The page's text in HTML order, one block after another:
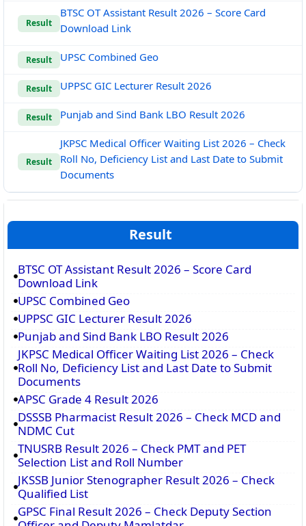
Result
BTSC OT Assistant Result 2026 – Score Card
Download Link
Result UPSC Combined Geo
Result UPPSC GIC Lecturer Result 2026
Result Punjab and Sind Bank LBO Result 2026
Result
JKPSC Medical Officer Waiting List 2026 – Check
Roll No, Deficiency List and Last Date to Submit
Documents
Result
BTSC OT Assistant Result 2026 – Score Card
Download Link
UPSC Combined Geo
UPPSC GIC Lecturer Result 2026
Punjab and Sind Bank LBO Result 2026
JKPSC Medical Officer Waiting List 2026 – Check
Roll No, Deficiency List and Last Date to Submit
Documents
APSC Grade 4 Result 2026
DSSSB Pharmacist Result 2026 – Check MCD and
NDMC Cut
TNUSRB Result 2026 – Check PMT and PET
Selection List and Roll Number
JKSSB Junior Stenographer Result 2026 – Check
Qualified List
GPSC Final Result 2026 – Check Deputy Section